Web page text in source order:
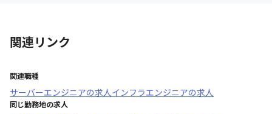
関連リンク
関連職種
サーバーエンジニアの求人インフラエンジニアの求人
同じ勤務地の求人